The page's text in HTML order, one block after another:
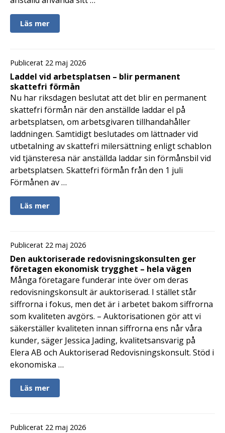
Läs mer
Publicerat 22 maj 2026
Laddel vid arbetsplatsen – blir permanent
skattefri förmån
Nu har riksdagen beslutat att det blir en permanent
skattefri förmån när den anställde laddar el på
arbetsplatsen, om arbetsgivaren tillhandahåller
laddningen. Samtidigt beslutades om lättnader vid
utbetalning av skattefri milersättning enligt schablon
vid tjänsteresa när anställda laddar sin förmånsbil vid
arbetsplatsen. Skattefri förmån från den 1 juli
Förmånen av …
Läs mer
Publicerat 22 maj 2026
Den auktoriserade redovisningskonsulten ger
företagen ekonomisk trygghet – hela vägen
Många företagare funderar inte över om deras
redovisningskonsult är auktoriserad. I stället står
siffrorna i fokus, men det är i arbetet bakom siffrorna
som kvaliteten avgörs. – Auktorisationen gör att vi
säkerställer kvaliteten innan siffrorna ens når våra
kunder, säger Jessica Jading, kvalitetsansvarig på
Elera AB och Auktoriserad Redovisningskonsult. Stöd i
ekonomiska …
Läs mer
Publicerat 22 maj 2026